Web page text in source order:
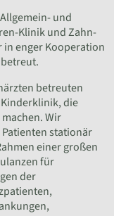
und
Klinik und Zahn-
enger Kooperation
betreuten
die
Wir
stationär
einer großen
für
der